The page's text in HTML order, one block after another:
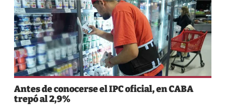
Antes de conocerse el IPC oficial, en CABA
trepó al 2,9%